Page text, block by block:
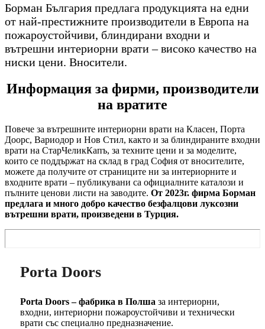
Борман България предлага продукцията на едни
от най-престижните производители в Европа на
пожароустойчиви, блиндирани входни и
вътрешни интериорни врати – високо качество на
ниски цени. Вносители.
Информация за фирми, производители
на вратите
Повече за вътрешните интериорни врати на Класен, Порта
Доорс, Вариодор и Нов Стил, както и за блиндираните входни
врати на СтарЧеликКапъ, за техните цени и за моделите,
които се поддържат на склад в град София от вносителите,
можете да получите от страниците ни за интериорните и
входните врати – публикувани са официалните каталози и
пълните ценови листи на заводите. От 2023г. фирма Борман
предлага и много добро качество безфалцови луксозни
вътрешни врати, произведени в Турция.
Porta Doors
Porta Doors – фабрика в Полша за интериорни,
входни, интериорни пожароустойчиви и технически
врати със специално предназначение.